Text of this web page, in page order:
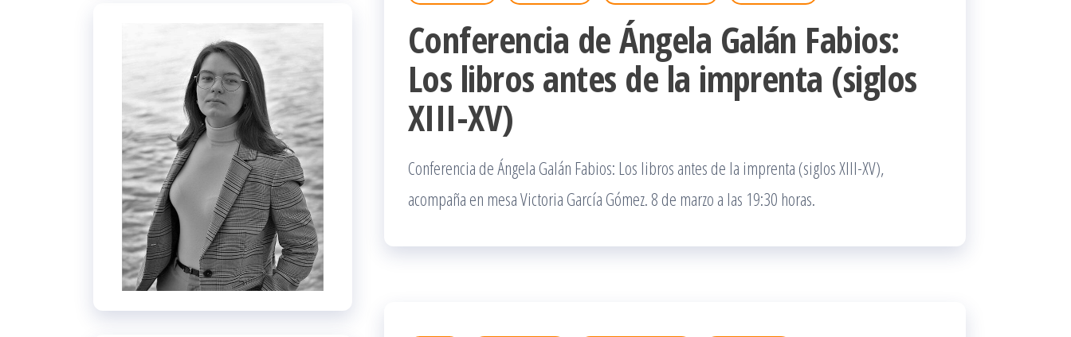
Conferencia de Ángela Galán Fabios:
Los libros antes de la imprenta (siglos
XIII-XV)
Conferencia de Ángela Galán Fabios: Los libros antes de la imprenta (siglos XIII-XV),
acompaña en mesa Victoria García Gómez. 8 de marzo a las 19:30 horas.